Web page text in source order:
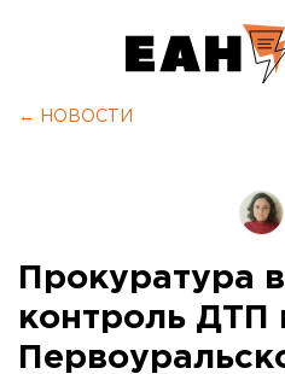
← НОВОСТИ
Прокуратура
контроль ДТП